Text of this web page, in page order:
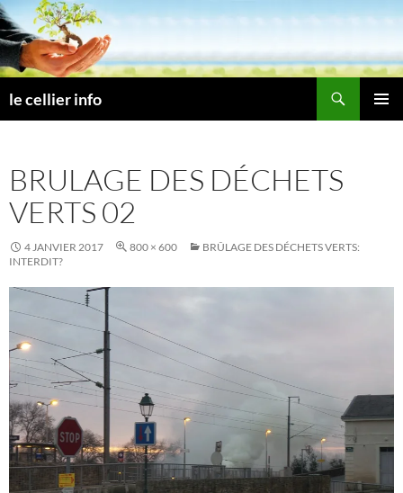
Aller
au
contenu
le cellier info
BRULAGE DES DÉCHETS
VERTS 02
4 JANVIER 2017 800 × 600
BRÛLAGE DES DÉCHETS VERTS:
INTERDIT?